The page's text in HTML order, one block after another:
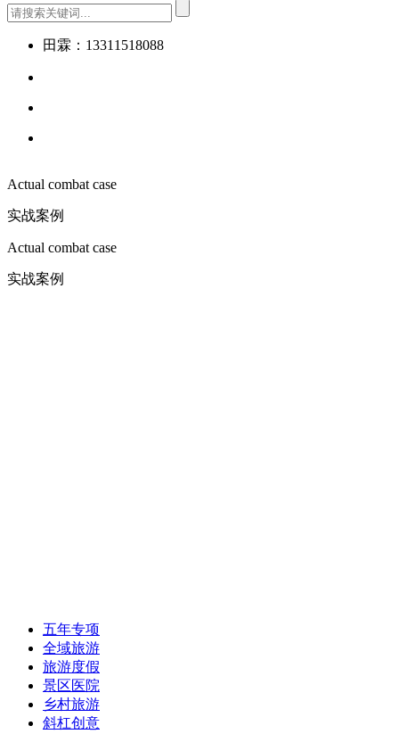
田霖：13311518088
Actual combat case
实战案例
Actual combat case
实战案例
五年专项
全域旅游
旅游度假
景区医院
乡村旅游
斜杠创意